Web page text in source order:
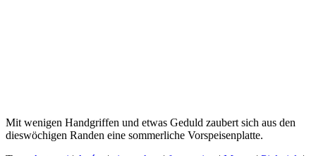
Mit wenigen Handgriffen und etwas Geduld zaubert sich aus den
dieswöchigen Randen eine sommerliche Vorspeisenplatte.